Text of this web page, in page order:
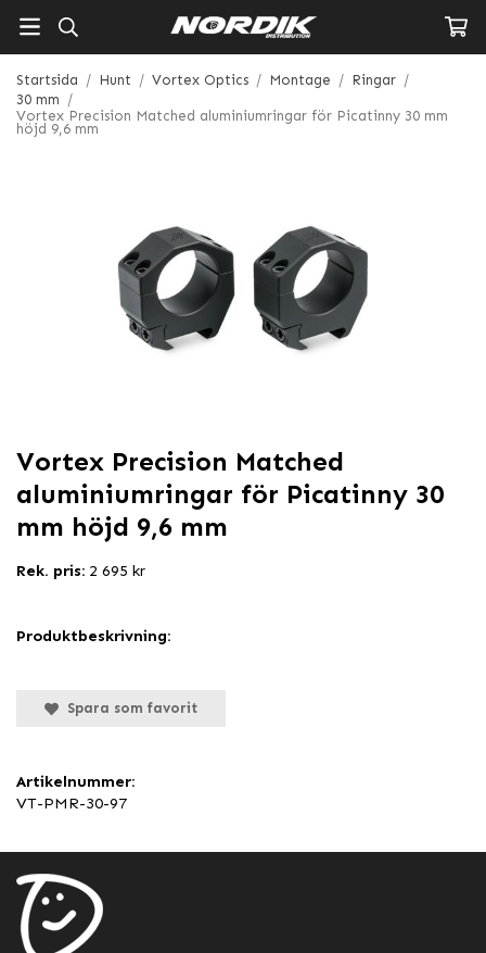
Startsida / Hunt / Vortex Optics / Montage / Ringar /
30 mm /
Vortex Precision Matched aluminiumringar för Picatinny 30 mm
höjd 9,6 mm
Vortex Precision Matched
aluminiumringar för Picatinny 30
mm höjd 9,6 mm
Rek. pris: 2 695 kr
Produktbeskrivning:
Spara som favorit
Artikelnummer:
VT-PMR-30-97